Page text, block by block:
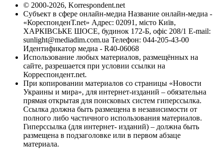
© 2000-2026, Korrespondent.net
Субъект в сфере онлайн-медиа Название онлайн-медиа -
«КореспонденТ.net» Адрес: 02091, місто Київ,
ХАРКІВСЬКЕ ШОСЕ, будинок 172-Б, офіс 208/1 E-mail:
sunlight@mediadim.com.ua Телефон: 044-205-43-00
Идентификатор медиа - R40-06068
Использование любых материалов, размещённых на
сайте, разрешается при условии ссылки на
Корреспондент.net.
При копировании материалов со страницы «Новости
Украины и мира», для интернет-изданий – обязательна
прямая открытая для поисковых систем гиперссылка.
Ссылка должна быть размещена в независимости от
полного либо частичного использования материалов.
Гиперссылка (для интернет- изданий) – должна быть
размещена в подзаголовке или в первом абзаце
материала.